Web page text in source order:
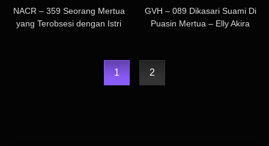
NACR – 359 Seorang Mertua
yang Terobsesi dengan Istri
GVH – 089 Dikasari Suami Di
Puasin Mertua – Elly Akira
1 2